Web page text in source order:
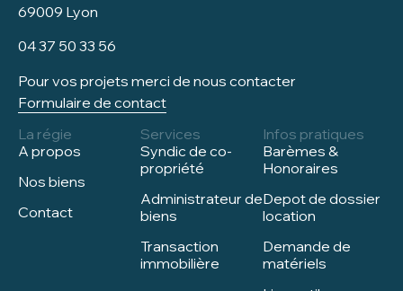
69009 Lyon
04 37 50 33 56
Pour vos projets merci de nous contacter
Formulaire de contact
La régie
A propos
Nos biens
Contact
Services
Syndic de co-
propriété
Administrateur de
biens
Transaction
immobilière
Infos pratiques
Barèmes &
Honoraires
Depot de dossier
location
Demande de
matériels